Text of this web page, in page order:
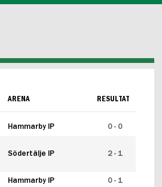
ARENA RESULTAT
Hammarby IP 0 - 0
Södertälje IP 2 - 1
Hammarby IP 0 - 1